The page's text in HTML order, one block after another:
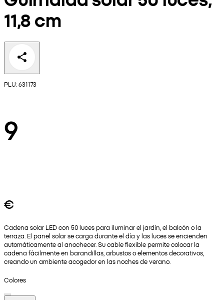
11,8 cm
PLU: 631173
9
€
Cadena solar LED con 50 luces para iluminar el jardín, el balcón o la
terraza. El panel solar se carga durante el día y las luces se encienden
automáticamente al anochecer. Su cable flexible permite colocar la
cadena fácilmente en barandillas, arbustos o elementos decorativos,
creando un ambiente acogedor en las noches de verano.
Colores